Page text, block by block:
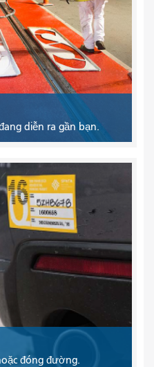
diễn ra gần bạn.
đóng đường.